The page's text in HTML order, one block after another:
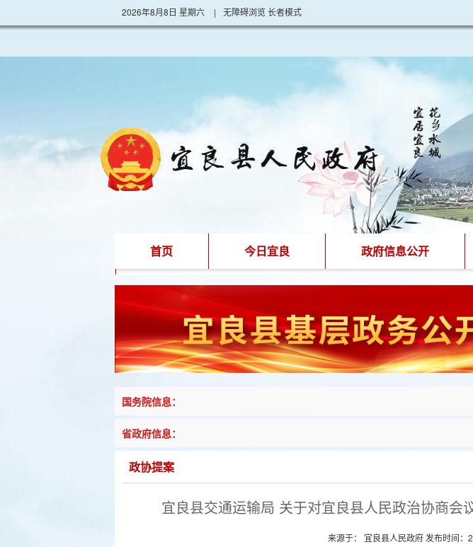
2026年8月8日 星期六 | 无障碍浏览长者模式
首页 今日宜良 政府信息公开
国务院信息：
省政府信息：
政协提案
宜良县交通运输局 关于对宜良县人民政治协商
来源于： 宜良县人民政府 发布时间